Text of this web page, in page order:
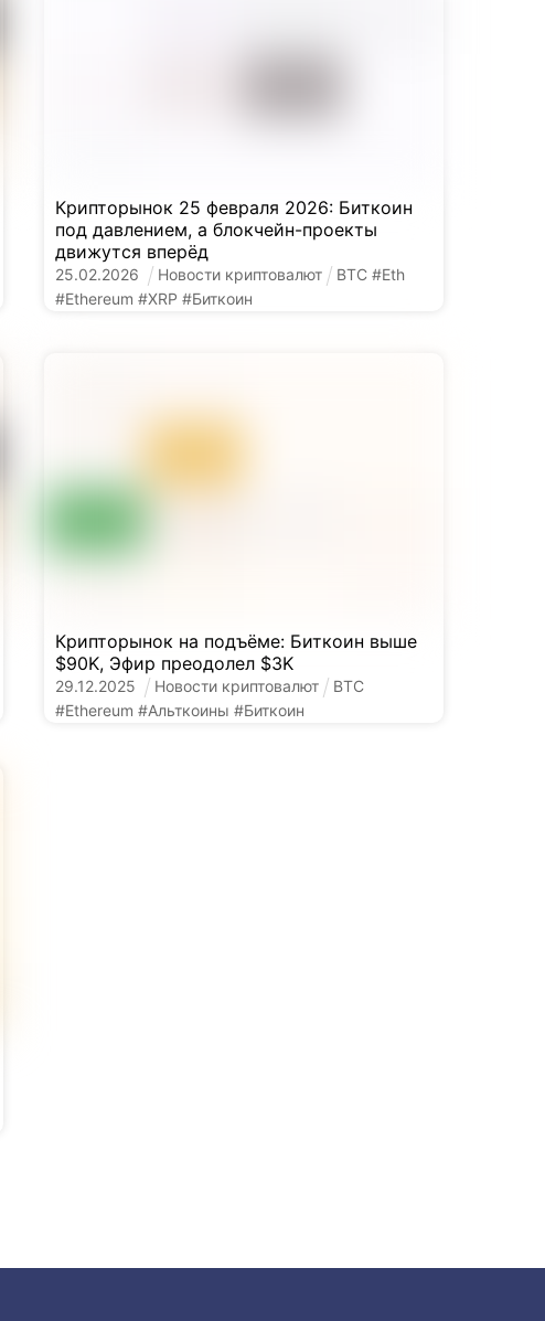
Крипторынок 25 февраля 2026: Биткоин
под давлением, а блокчейн-проекты
движутся вперёд
25.02.2026 Новости криптовалют BTC #Eth
#Ethereum #XRP #Биткоин
Крипторынок на подъёме: Биткоин выше
$90K, Эфир преодолел $3K
29.12.2025 Новости криптовалют
BTC
#Ethereum #Альткоины #Биткоин